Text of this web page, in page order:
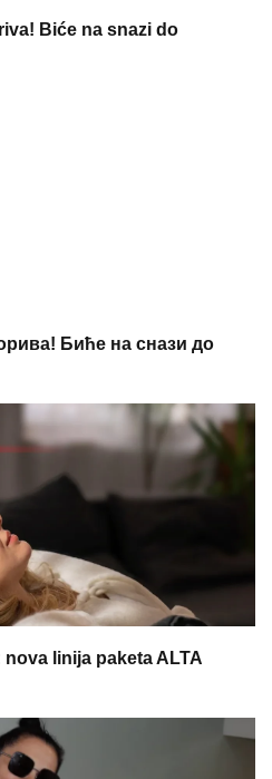
Biće na snazi do
Биће на снази до
linija paketa ALTA